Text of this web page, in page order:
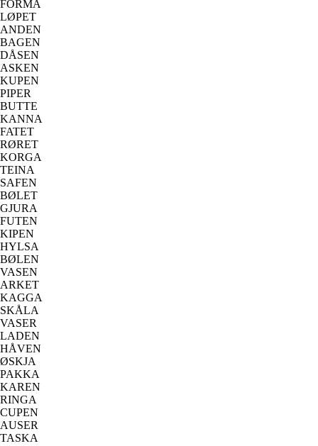
FORMA
LØPET
ANDEN
BAGEN
DÅSEN
ASKEN
KUPEN
PIPER
BUTTE
KANNA
FATET
RØRET
KORGA
TEINA
SAFEN
BØLET
GJURA
FUTEN
KIPEN
HYLSA
BØLEN
VASEN
ARKET
KAGGA
SKÅLA
VASER
LADEN
HÅVEN
ØSKJA
PAKKA
KAREN
RINGA
CUPEN
AUSER
TASKA